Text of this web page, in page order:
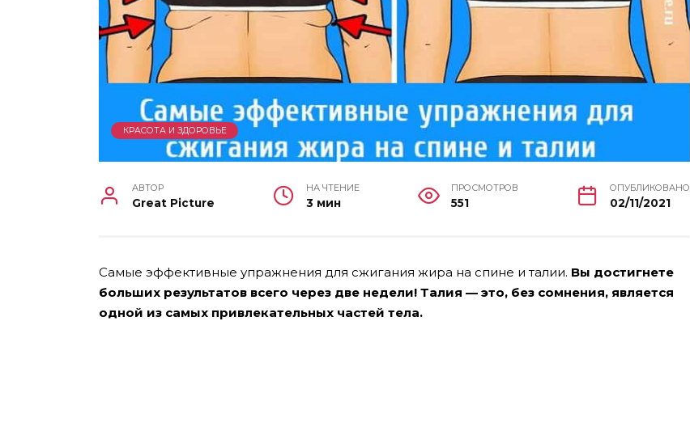
КРАСОТА И ЗДОРОВЬЕ
АВТОР
Great Picture
НА ЧТЕНИЕ
3 мин
ПРОСМОТРОВ
551
ОПУБЛИКОВАНО
02/11/2021
Самые эффективные упражнения для сжигания жира на спине и талии. Вы достигнете
больших результатов всего через две недели! Талия — это, без сомнения, является
одной из самых привлекательных частей тела.